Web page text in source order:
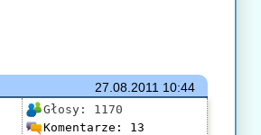
27.08.2011 10:44
Głosy: 1170
Komentarze: 13